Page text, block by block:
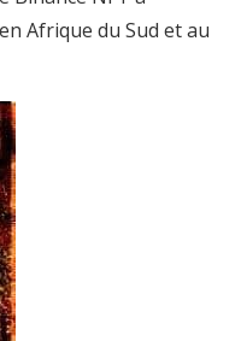
Afrique du Sud et au